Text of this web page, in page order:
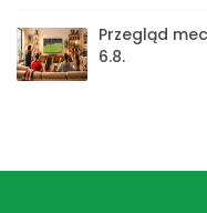
Przegląd
6.8.